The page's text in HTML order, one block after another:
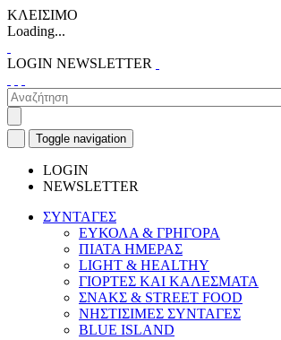
ΚΛΕΙΣΙΜΟ
Loading...
LOGIN NEWSLETTER
Toggle navigation
LOGIN
NEWSLETTER
ΣΥΝΤΑΓΕΣ
ΕΥΚΟΛΑ & ΓΡΗΓΟΡΑ
ΠΙΑΤΑ ΗΜΕΡΑΣ
LIGHT & HEALTHY
ΓΙΟΡΤΕΣ ΚΑΙ ΚΑΛΕΣΜΑΤΑ
ΣΝΑΚΣ & STREET FOOD
ΝΗΣΤΙΣΙΜΕΣ ΣΥΝΤΑΓΕΣ
BLUE ISLAND